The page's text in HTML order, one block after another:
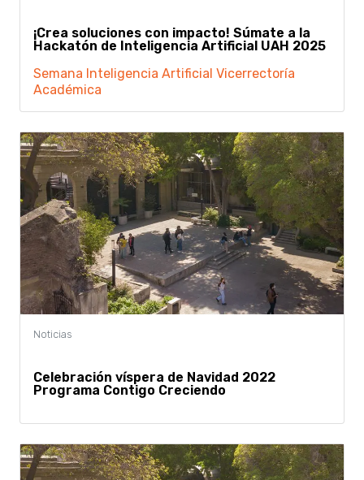
¡Crea soluciones con impacto! Súmate a la
Hackatón de Inteligencia Artificial UAH 2025
Semana Inteligencia Artificial Vicerrectoría
Académica
Celebración víspera de Navidad 2022
Programa Contigo Creciendo